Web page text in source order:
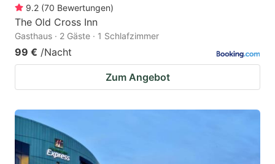
9.2 (70 Bewertungen)
The Old Cross Inn
Gasthaus · 2 Gäste · 1 Schlafzimmer
99 € /Nacht
Zum Angebot